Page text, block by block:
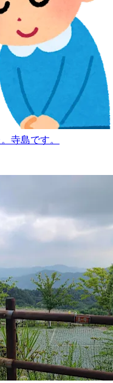
寺島です。